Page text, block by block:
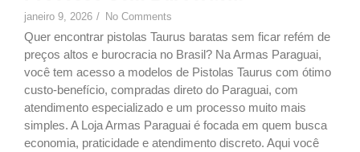
janeiro 9, 2026 / No Comments
Quer encontrar pistolas Taurus baratas sem ficar refém de
preços altos e burocracia no Brasil? Na Armas Paraguai,
você tem acesso a modelos de Pistolas Taurus com ótimo
custo-benefício, compradas direto do Paraguai, com
atendimento especializado e um processo muito mais
simples. A Loja Armas Paraguai é focada em quem busca
economia, praticidade e atendimento discreto. Aqui você